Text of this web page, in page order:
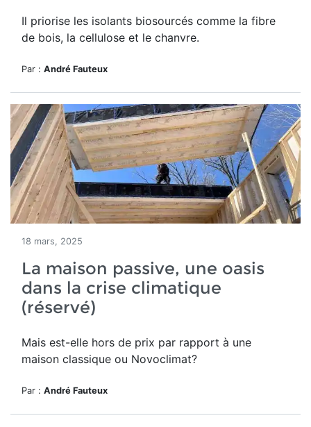
Il priorise les isolants biosourcés comme la fibre
de bois, la cellulose et le chanvre.
Par : André Fauteux
18 mars, 2025
La maison passive, une oasis
dans la crise climatique
(réservé)
Mais est-elle hors de prix par rapport à une
maison classique ou Novoclimat?
Par : André Fauteux